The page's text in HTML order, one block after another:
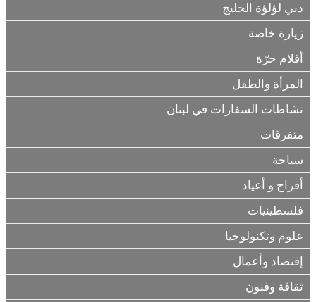
دبي لؤلؤة الخليج
زيارة خاصة
أقلام حرّة
المرأة والطفل
نشاطات السفارات في لبنان
متفرقات
سياحة
أفراح و أعياد
فلسطينيات
علوم وتكنولوجيا
إقتصاد وأعمال
ثقافة وفنون